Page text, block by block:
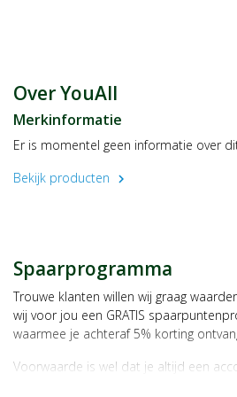
masseer in en spoel af.
Over YouAll
Merkinformatie
Er is momentel geen informatie over
Bekijk producten
chevron_right
Spaarprogramma
Trouwe klanten willen wij graag
wij voor jou een GRATIS
waarmee je achteraf 5% korting
Voorwaarde is wel dat je altijd een